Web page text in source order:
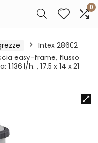
0
Intex 28602
easy-frame, flusso
l/h. , 17.5 x 14 x 21